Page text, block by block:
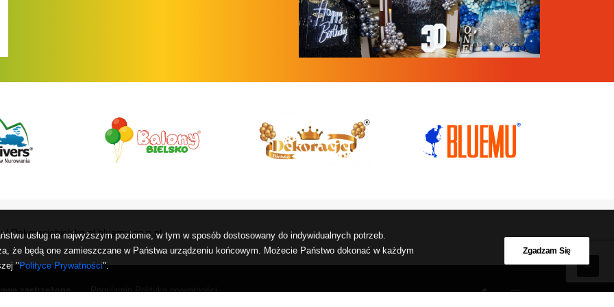
Dekoracjebielsko.pl bluemu.com.pl
zastrzeżone Regulamin Polityka prywatności
usług na najwyższym poziomie, w tym w sposób dostosowany do indywidualnych potrzeb.
że będą one zamieszczane w Państwa urządzeniu końcowym. Możecie Państwo dokonać w każdym
"Polityce Prywatności".
Zgadzam Się